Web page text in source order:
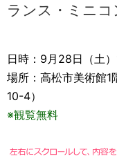
ランス・ミニコ
日時：9月28日（土
場所：高松市美術館
10-4）
※観覧無料